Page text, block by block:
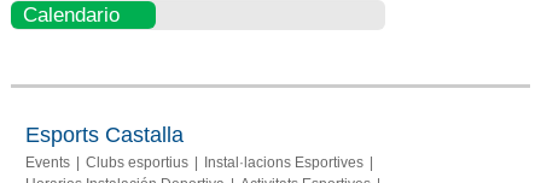
Calendario
Esports Castalla
Events Clubs esportius
Instal·lacions Esportives